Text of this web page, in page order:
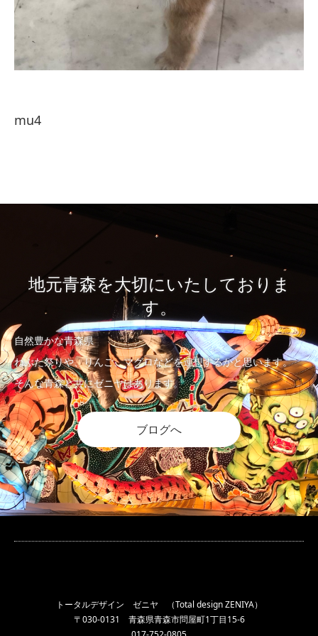
mu4
地元青森を大切にいたしておりま
す。
自然豊かな青森県
ねぶた祭りや、りんご、マグロなどを連想するかと思います。
そんな青森と共にゼニヤはあります。
ブログへ
トータルデザイン ゼニヤ （Total design ZENIYA）
〒030-0131 青森県青森市問屋町1丁目15-6